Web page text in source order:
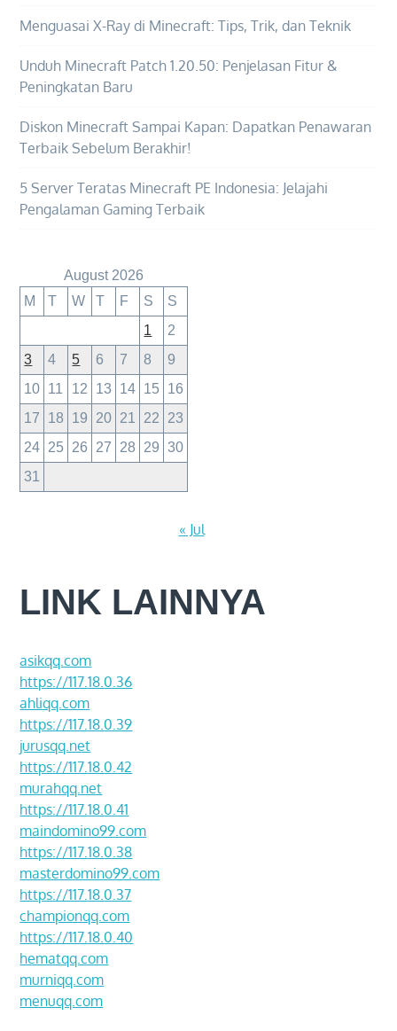
Menguasai X-Ray di Minecraft: Tips, Trik, dan Teknik
Unduh Minecraft Patch 1.20.50: Penjelasan Fitur &
Peningkatan Baru
Diskon Minecraft Sampai Kapan: Dapatkan Penawaran
Terbaik Sebelum Berakhir!
5 Server Teratas Minecraft PE Indonesia: Jelajahi
Pengalaman Gaming Terbaik
August 2026
M
T W T F S
S
1
2
3
4 5 6 7 8
9
10 11 12 13 14 15 16
17
18 19 20 21 22
23
24 25 26 27 28 29
30
31
« Jul
LINK LAINNYA
asikqq.com
https://117.18.0.36
ahliqq.com
https://117.18.0.39
jurusqq.net
https://117.18.0.42
murahqq.net
https://117.18.0.41
maindomino99.com
https://117.18.0.38
masterdomino99.com
https://117.18.0.37
championqq.com
https://117.18.0.40
hematqq.com
murniqq.com
menuqq.com